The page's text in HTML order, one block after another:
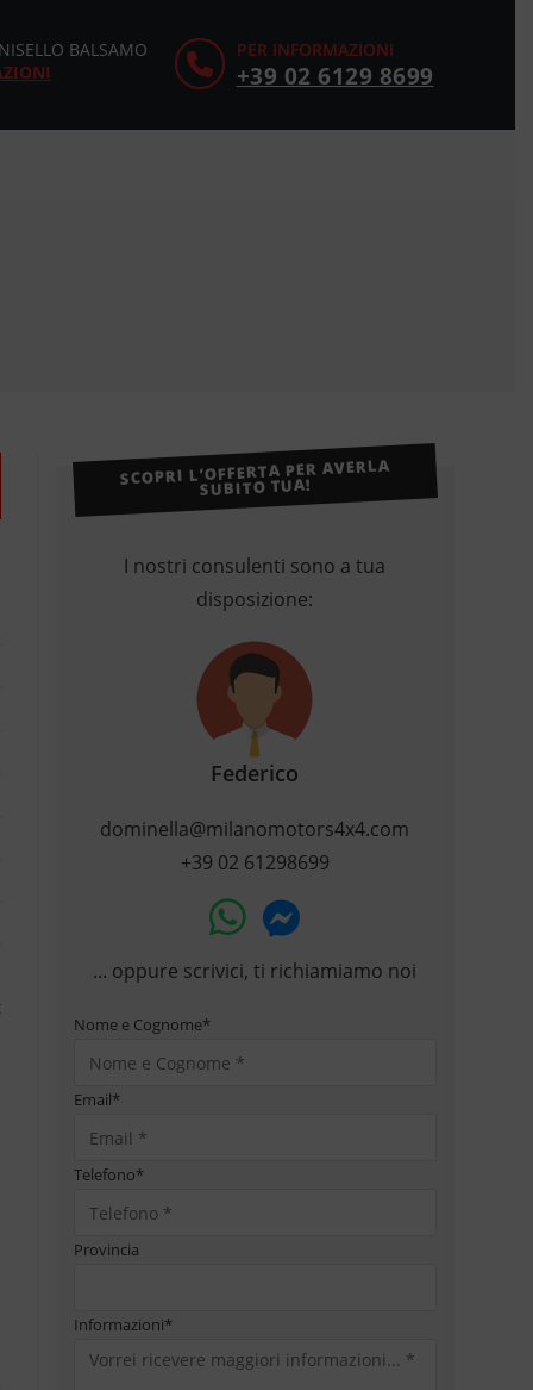
PER INFORMAZIONI
+39 02 6129 8699
BALSAMO
SCOPRI L’OFFERTA PER AVERLA
SUBITO TUA!
I nostri consulenti sono a tua
disposizione:
Federico
dominella@milanomotors4x4.com
+39 02 61298699
... oppure scrivici, ti richiamiamo noi
Nome e Cognome*
Email*
Telefono*
Provincia
Informazioni*